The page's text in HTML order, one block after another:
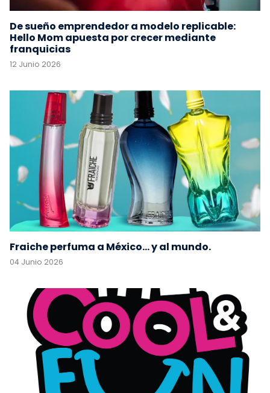
De sueño emprendedor a modelo replicable:
Hello Mom apuesta por crecer mediante
franquicias
12 Junio 2026
Fraiche perfuma a México... y al mundo.
04 Junio 2026